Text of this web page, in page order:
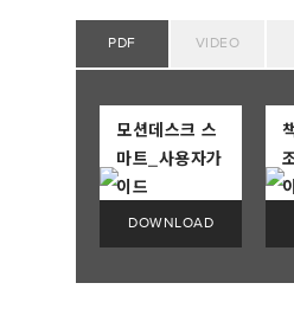
PDF VIDEO
모션데스크 스
마트_사용자가
이드